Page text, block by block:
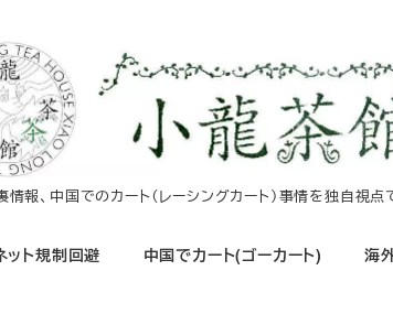
報、中国でのカート（レーシングカート）事情を独自視
ット規制回避 中国でカート(ゴーカート) 海